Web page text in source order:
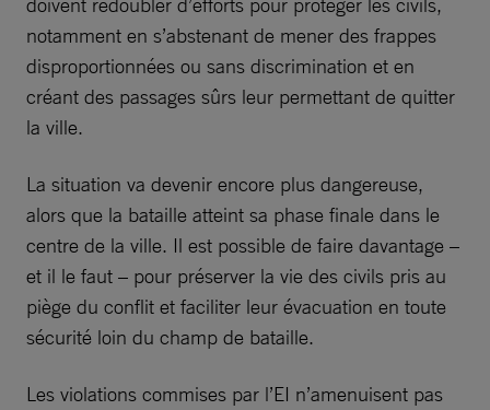
notamment en s’abstenant de mener des frappes
disproportionnées ou sans discrimination et en
créant des passages sûrs leur permettant de quitter
la ville.
La situation va devenir encore plus dangereuse,
alors que la bataille atteint sa phase finale dans le
centre de la ville. Il est possible de faire davantage –
et il le faut – pour préserver la vie des civils pris au
piège du conflit et faciliter leur évacuation en toute
sécurité loin du champ de bataille.
Les violations commises par l’EI n’amenuisent pas